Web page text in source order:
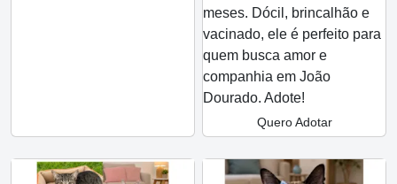
meses. Dócil, brincalhão e
vacinado, ele é perfeito para
quem busca amor e
companhia em João
Dourado. Adote!
Quero Adotar